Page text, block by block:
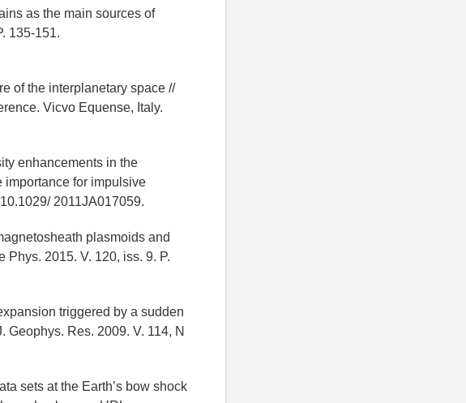
as the main sources of
135-151.
of the interplanetary space //
Vicvo Equense, Italy.
enhancements in the
importance for impulsive
2011JA017059.
plasmoids and
Phys. 2015. V. 120, iss. 9. P.
triggered by a sudden
Geophys. Res. 2009. V. 114, N
sets at the Earth’s bow shock